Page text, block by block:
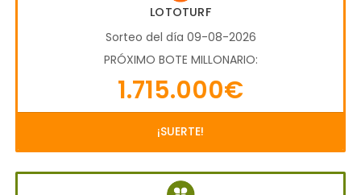
LOTOTURF
Sorteo del día 09-08-2026
PRÓXIMO BOTE MILLONARIO:
1.715.000€
¡SUERTE!